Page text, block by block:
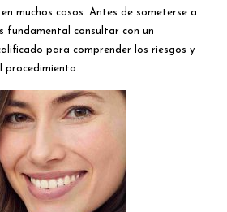
muchos casos. Antes de someterse a
fundamental consultar con un
para comprender los riesgos y
procedimiento.